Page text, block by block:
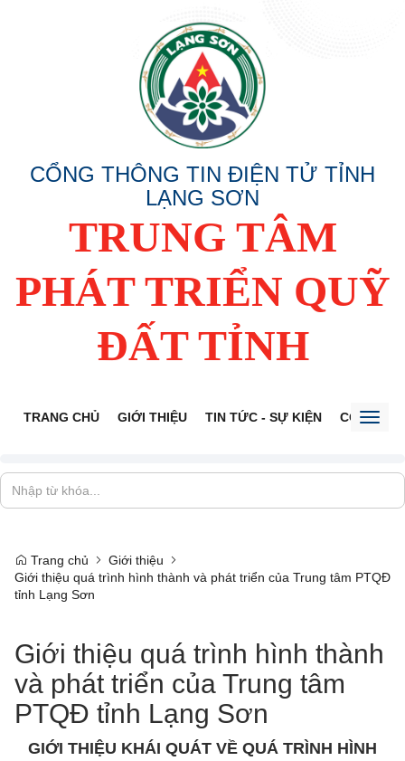
CỔNG THÔNG TIN ĐIỆN TỬ TỈNH
LẠNG SƠN
TRUNG TÂM
PHÁT TRIỂN QUỸ
ĐẤT TỈNH
TRANG CHỦ GIỚI THIỆU TIN TỨC - SỰ KIỆN CỔNG
Trang chủ
Giới thiệu
Giới thiệu quá trình hình thành và phát triển của Trung tâm PTQĐ
tỉnh Lạng Sơn
Giới thiệu quá trình hình thành
và phát triển của Trung tâm
PTQĐ tỉnh Lạng Sơn
GIỚI THIỆU KHÁI QUÁT VỀ QUÁ TRÌNH HÌNH